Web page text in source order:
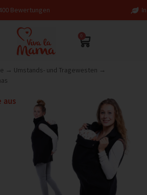
In Deutschland
0
→ Umstands- und Tragewesten →
aus